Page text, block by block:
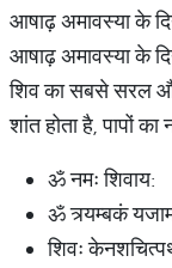
आषाढ़ अमावस्या के
आषाढ़ अमावस्या के
शिव का सबसे सरल
शांत होता है, पापों
ॐ नमः शिवाय:
ॐ त्र्यम्बकं
शिवः